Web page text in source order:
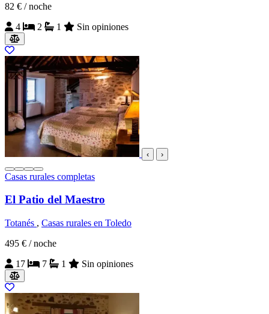
82 € / noche
4
2 1 Sin opiniones
‹ ›
Casas rurales completas
El Patio del Maestro
Totanés , Casas rurales en Toledo
495 € / noche
17
7 1 Sin opiniones